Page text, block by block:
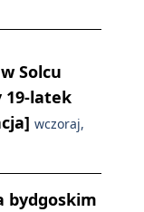
Solcu
19-latek
wczoraj,
bydgoskim